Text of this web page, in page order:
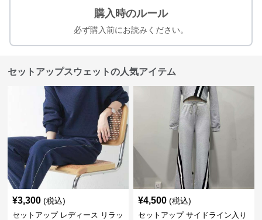
購入時のルール
必ず購入前にお読みください。
セットアップスウェットの人気アイテム
¥3,300 (税込)
セットアップ レディース リラッ
¥4,500 (税込)
セットアップ サイドライン入り